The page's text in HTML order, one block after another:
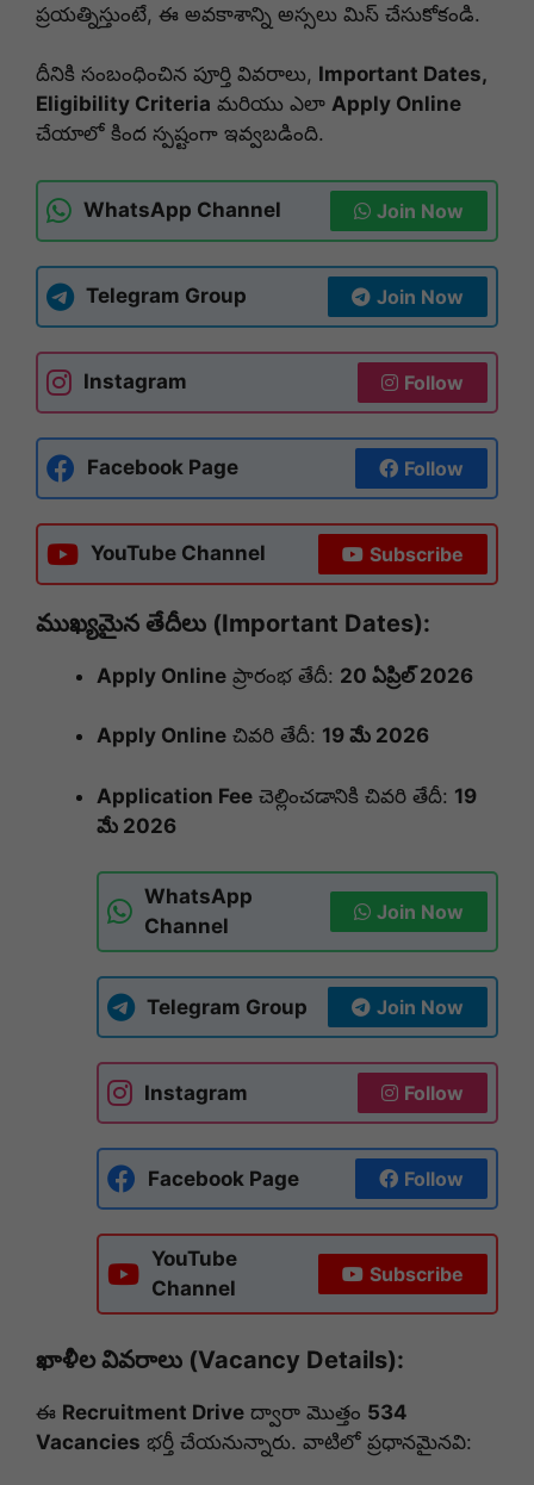
ప్రయత్నిస్తుంటే, ఈ అవకాశాన్ని అస్సలు మిస్ చేసుకోకండి.
దీనికి సంబంధించిన పూర్తి వివరాలు, Important Dates,
Eligibility Criteria మరియు ఎలా Apply Online
చేయాలో కింద స్పష్టంగా ఇవ్వబడింది.
WhatsApp Channel Join Now
Telegram Group Join Now
Instagram Follow
Facebook Page Follow
YouTube Channel Subscribe
ముఖ్యమైన తేదీలు (Important Dates):
Apply Online ప్రారంభ తేదీ: 20 ఏప్రిల్ 2026
Apply Online చివరి తేదీ: 19 మే 2026
Application Fee చెల్లించడానికి చివరి తేదీ: 19
మే 2026
WhatsApp
Channel
Join Now
Telegram Group Join Now
Instagram Follow
Facebook Page Follow
YouTube
Channel
Subscribe
ఖాళీల వివరాలు (Vacancy Details):
ఈ Recruitment Drive ద్వారా మొత్తం 534
Vacancies భర్తీ చేయనున్నారు. వాటిలో ప్రధానమైనవి: